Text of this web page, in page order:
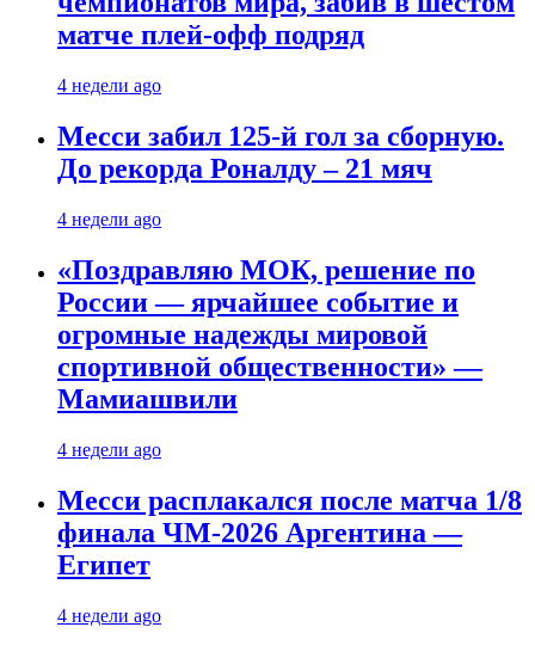
матче плей‑офф подряд
4 недели ago
Месси забил 125-й гол за сборную.
До рекорда Роналду – 21 мяч
4 недели ago
«Поздравляю МОК, решение по
России — ярчайшее событие и
огромные надежды мировой
спортивной общественности» —
Мамиашвили
4 недели ago
Месси расплакался после матча 1/8
финала ЧМ-2026 Аргентина —
Египет
4 недели ago